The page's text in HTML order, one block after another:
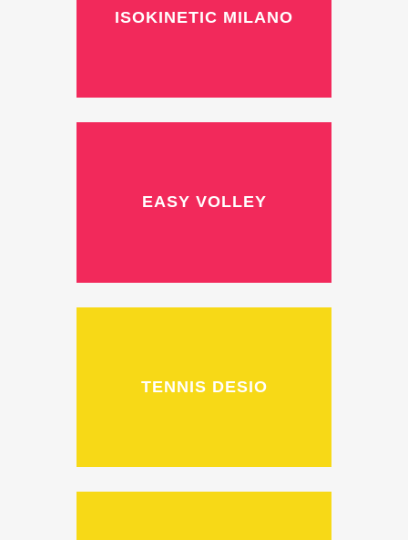
ISOKINETIC MILANO
EASY VOLLEY
TENNIS DESIO